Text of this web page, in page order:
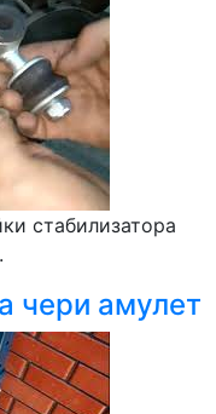
стабилизатора
чери амулет